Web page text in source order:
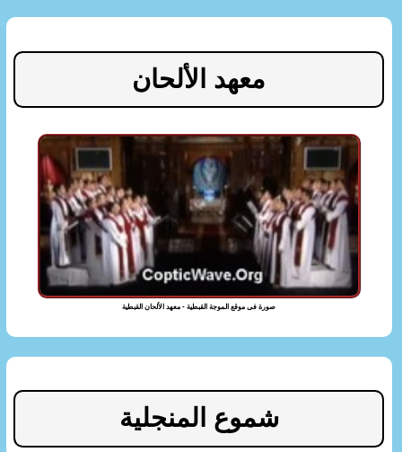
معهد الألحان
صورة فى موقع الموجة القبطية - معهد الألحان القبطية
شموع المنجلية